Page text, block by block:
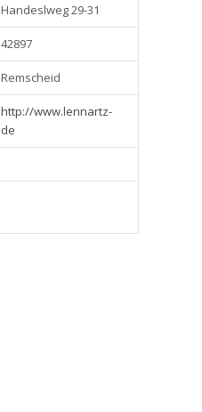
Handeslweg 29-31
42897
Remscheid
http://www.lennartz-
de